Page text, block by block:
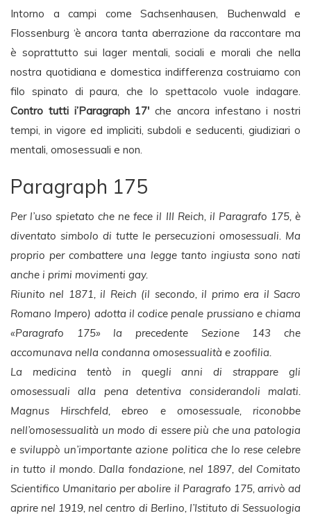
Intorno a campi come Sachsenhausen, Buchenwald e
Flossenburg ‘è ancora tanta aberrazione da raccontare ma
è soprattutto sui lager mentali, sociali e morali che nella
nostra quotidiana e domestica indifferenza costruiamo con
filo spinato di paura, che lo spettacolo vuole indagare.
Contro tutti i’Paragraph 17′ che ancora infestano i nostri
tempi, in vigore ed impliciti, subdoli e seducenti, giudiziari o
mentali, omosessuali e non.
Paragraph 175
Per l’uso spietato che ne fece il III Reich, il Paragrafo 175, è
diventato simbolo di tutte le persecuzioni omosessuali. Ma
proprio per combattere una legge tanto ingiusta sono nati
anche i primi movimenti gay.
Riunito nel 1871, il Reich (il secondo, il primo era il Sacro
Romano Impero) adotta il codice penale prussiano e chiama
«Paragrafo 175» la precedente Sezione 143 che
accomunava nella condanna omosessualità e zoofilia.
La medicina tentò in quegli anni di strappare gli
omosessuali alla pena detentiva considerandoli malati.
Magnus Hirschfeld, ebreo e omosessuale, riconobbe
nell’omosessualità un modo di essere più che una patologia
e sviluppò un’importante azione politica che lo rese celebre
in tutto il mondo. Dalla fondazione, nel 1897, del Comitato
Scientifico Umanitario per abolire il Paragrafo 175, arrivò ad
aprire nel 1919, nel centro di Berlino, l’Istituto di Sessuologia